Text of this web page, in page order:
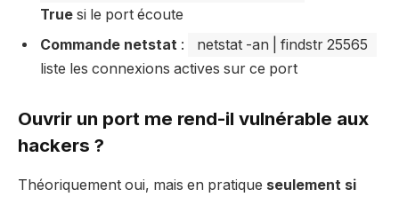
True si le port écoute
Commande netstat :
netstat -an | findstr 25565
liste les connexions actives sur ce port
Ouvrir un port me rend-il vulnérable aux
hackers ?
Théoriquement oui, mais en pratique seulement si